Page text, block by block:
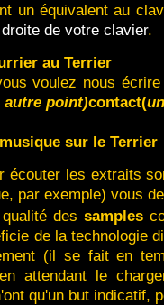
un équivalent au
de votre clavier.
au Terrier
voulez nous
autre point)contact(
sur le Terrier
écouter les extraits
par exemple) vous
qualité dessamples
de la technologie
(il se fait en
attendant le
qu'un but indicatif,